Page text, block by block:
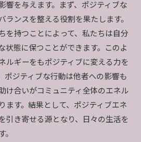
響を与えます。まず、ポジティブな
ランスを整える役割を果たします。
を持つことによって、私たちは自分
状態に保つことができます。このよ
ルギーをもポジティブに変える力を
ポジティブな行動は他者への影響も
け合いがコミュニティ全体のエネル
ます。結果として、ポジティブエネ
引き寄せる源となり、日々の生活を